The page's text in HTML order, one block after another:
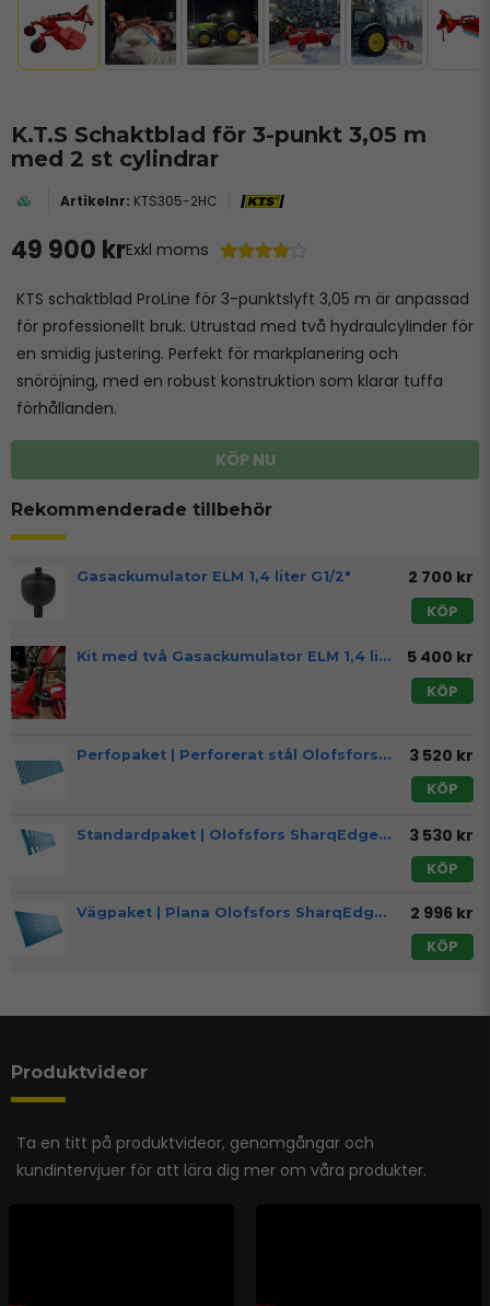
K.T.S Schaktblad för 3-punkt 3,05 m
med 2 st cylindrar
KTS305-2HC
49 900 krExkl moms
KTS schaktblad ProLine för 3-punktslyft 3,05 m är anpassad
för professionellt bruk. Utrustad med två hydraulcylinder för
en smidig justering. Perfekt för markplanering och
snöröjning, med en robust konstruktion som klarar tuffa
förhållanden.
KÖP NU
Rekommenderade tillbehör
Gasackumulator ELM 1,4 liter G1/2" 2 700 kr
KÖP
Kit med två Gasackumulator ELM 1,4 liter G1/2" och slangar 5 400 kr
KÖP
Perfopaket | Perforerat stål Olofsfors SharqEdges™ P300 | Till KTS Schaktblad 3,05 m m 3 520 kr
KÖP
Standardpaket | Olofsfors SharqEdges™ Isrivarskär | Till KTS Schaktblad 3,05 m 3 530 kr
KÖP
Vägpaket | Plana Olofsfors SharqEdges™ vägstål | Till KTS Schaktblad 3,05 m 2 996 kr
KÖP
Produktvideor
Ta en titt på produktvideor, genomgångar och
kundintervjuer för att lära dig mer om våra produkter.